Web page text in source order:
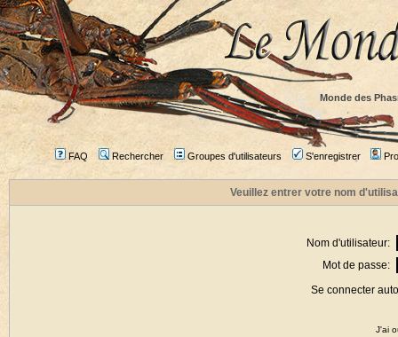
Monde des
FAQ Rechercher Groupes d'utilisateurs S'enregistrer
Veuillez entrer votre nom
Nom d'utilisateur:
Mot de passe:
Se connecter
J'ai